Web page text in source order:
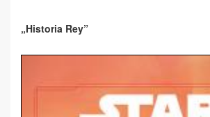
„Historia Rey”